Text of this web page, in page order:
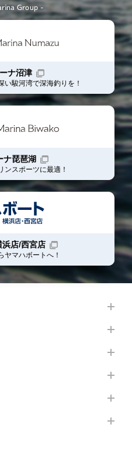
Group -
ナ沼津
い駿河湾で深海釣りを！
ナ琵琶湖
ンスポーツに最適！
浜店/西宮店
ヤマハボート へ！